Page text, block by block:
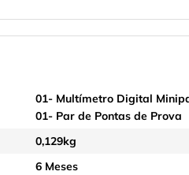
01- Multímetro Digital
01- Par de Pontas de Prova
0,129kg
6 Meses